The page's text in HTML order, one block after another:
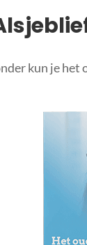
kun je het